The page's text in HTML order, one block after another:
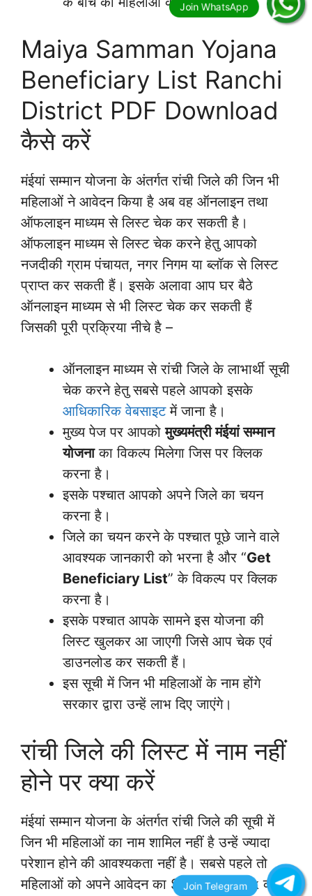
Maiya Samman Yojana
Beneficiary List Ranchi
District PDF Download
कैसे करें
मंईयां सम्मान योजना के अंतर्गत रांची जिले की जिन भी
महिलाओं ने आवेदन किया है अब वह ऑनलाइन तथा
ऑफलाइन माध्यम से लिस्ट चेक कर सकती है।
ऑफलाइन माध्यम से लिस्ट चेक करने हेतु आपको
नजदीकी ग्राम पंचायत, नगर निगम या ब्लॉक से लिस्ट
प्राप्त कर सकती हैं। इसके अलावा आप घर बैठे
ऑनलाइन माध्यम से भी लिस्ट चेक कर सकती हैं
जिसकी पूरी प्रक्रिया नीचे है –
ऑनलाइन माध्यम से रांची जिले के लाभार्थी सूची
चेक करने हेतु सबसे पहले आपको इसके
आधिकारिक वेबसाइटमें जाना है।
मुख्य पेज पर आपकोमुख्यमंत्री मंईयां सम्मान
योजनाका विकल्प मिलेगा जिस पर क्लिक
करना है।
इसके पश्चात आपको अपने जिले का चयन
करना है।
जिले का चयन करने के पश्चात पूछे जाने वाले
आवश्यक जानकारी को भरना है और “Get
Beneficiary List” के विकल्प पर क्लिक
करना है।
इसके पश्चात आपके सामने इस योजना की
लिस्ट खुलकर आ जाएगी जिसे आप चेक एवं
डाउनलोड कर सकती हैं।
इस सूची में जिन भी महिलाओं के नाम होंगे
सरकार द्वारा उन्हें लाभ दिए जाएंगे।
रांची जिले की लिस्ट में नाम नहीं
होने पर क्या करें
मंईयां सम्मान योजना के अंतर्गत रांची जिले की सूची में
जिन भी महिलाओं का नाम शामिल नहीं है उन्हें ज्यादा
परेशान होने की आवश्यकता नहीं है। सबसे पहले तो
महिलाओं को अपने आवेदन का Status Check करना